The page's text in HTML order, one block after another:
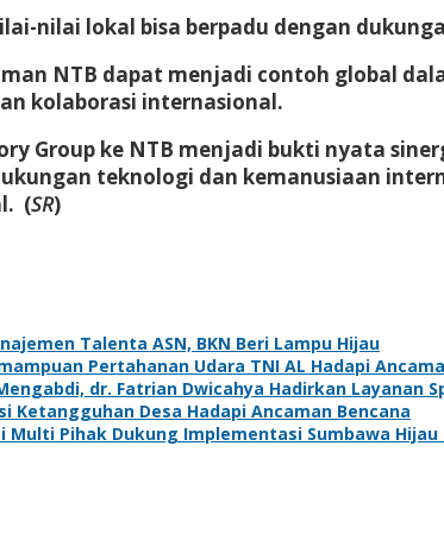
nilai lokal bisa berpadu dengan
NTB dapat menjadi contoh global
kolaborasi internasional.
Group ke NTB menjadi bukti nyata
teknologi dan kemanusiaan
(SR)
Talenta ASN, BKN Beri Lampu Hijau
Pertahanan Udara TNI AL Hadapi
dr. Fatrian Dwicahya Hadirkan Layanan
Ketangguhan Desa Hadapi Ancaman Bencana
Multi Pihak Dukung Implementasi Sumbawa